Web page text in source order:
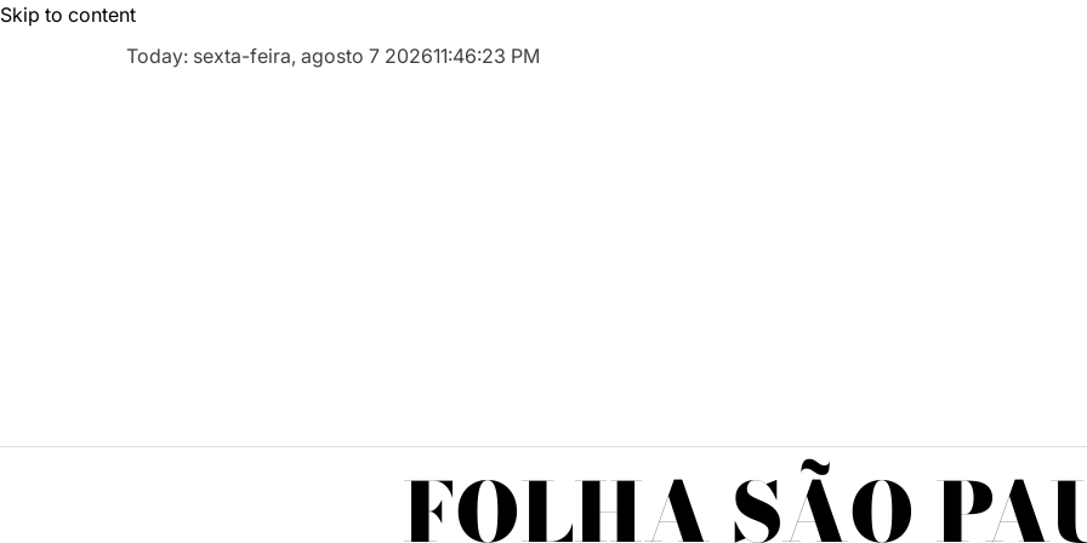
Skip to content
Today: sexta-feira, agosto 7 202611:46:24 PM
FOLHA SÃO